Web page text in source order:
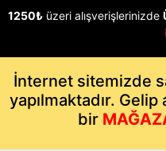
1250₺ üzeri alışverişlerinizde
İnternet sitemizde
yapılmaktadır.
bir